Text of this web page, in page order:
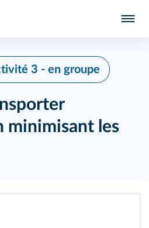
3 - en groupe
minimisant les